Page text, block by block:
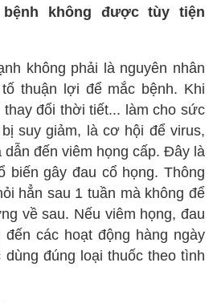
không được tùy tiện
không phải là nguyên nhân
thuận lợi để mắc bệnh. Khi
đổi thời tiết... làm cho sức
suy giảm, là cơ hội để virus,
dẫn đến viêm họng cấp. Đây là
biến gây đau cổ họng. Thông
hẳn sau 1 tuần mà không để
về sau. Nếu viêm họng, đau
các hoạt động hàng ngày
đúng loại thuốc theo tình